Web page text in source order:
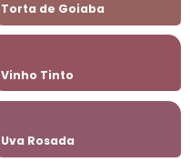
Torta de Goiaba
Vinho Tinto
Uva Rosada